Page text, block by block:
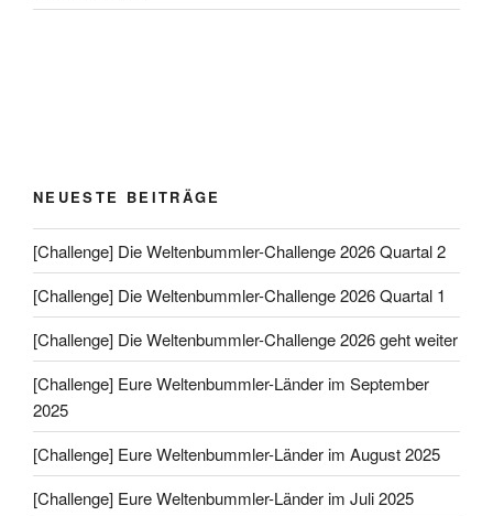
NEUESTE BEITRÄGE
[Challenge] Die Weltenbummler-Challenge 2026 Quartal 2
[Challenge] Die Weltenbummler-Challenge 2026 Quartal 1
[Challenge] Die Weltenbummler-Challenge 2026 geht weiter
[Challenge] Eure Weltenbummler-Länder im September
2025
[Challenge] Eure Weltenbummler-Länder im August 2025
[Challenge] Eure Weltenbummler-Länder im Juli 2025